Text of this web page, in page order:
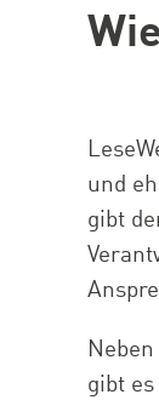
und
gibt
gibt